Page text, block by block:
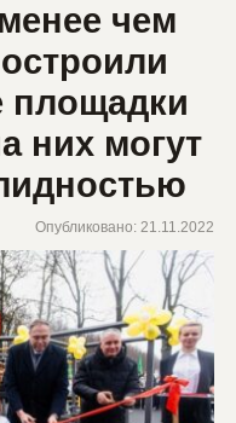
чем
площадки
них могут
Опубликовано: 21.11.2022